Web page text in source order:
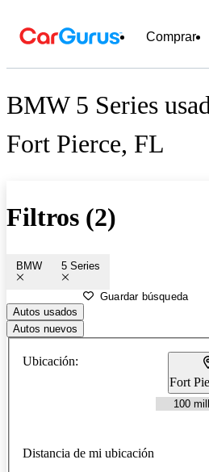
Comprar
BMW 5 Series
Fort Pierce, FL
Filtros (2)
BMW 5 Series
Guardar búsqueda
Autos usados
Autos nuevos
Ubicación:
Fort
Distancia de mi ubicación